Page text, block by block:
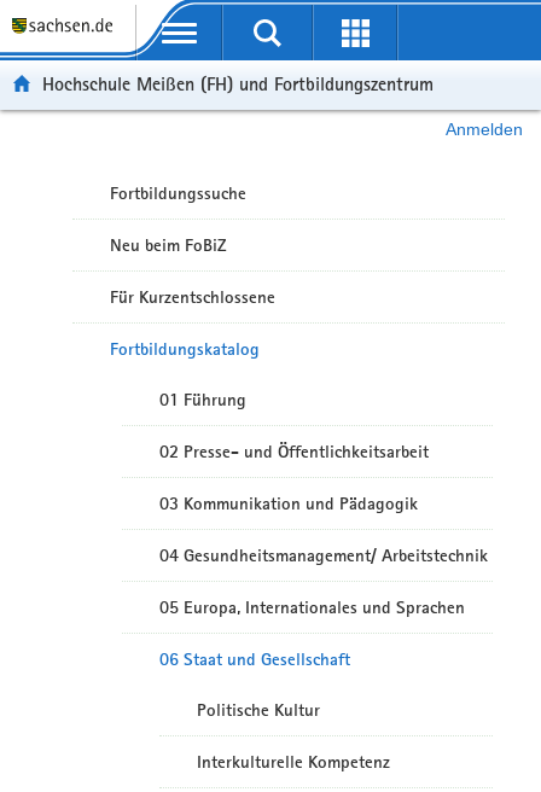
Portalübergreifende Navigation
Hochschule Meißen (FH) und Fortbildungszentrum
Anmelden
Fortbildungssuche
Neu beim FoBiZ
Für Kurzentschlossene
Fortbildungskatalog
01 Führung
02 Presse- und Öffentlichkeitsarbeit
03 Kommunikation und Pädagogik
04 Gesundheitsmanagement/ Arbeitstechnik
05 Europa, Internationales und Sprachen
06 Staat und Gesellschaft
Politische Kultur
Interkulturelle Kompetenz